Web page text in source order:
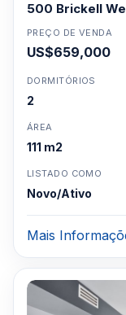
500 Brickell
PREÇO DE VENDA
US$659,000
DORMITÓRIOS
2
ÁREA
111 m2
LISTADO COMO
Novo/Ativo
Mais